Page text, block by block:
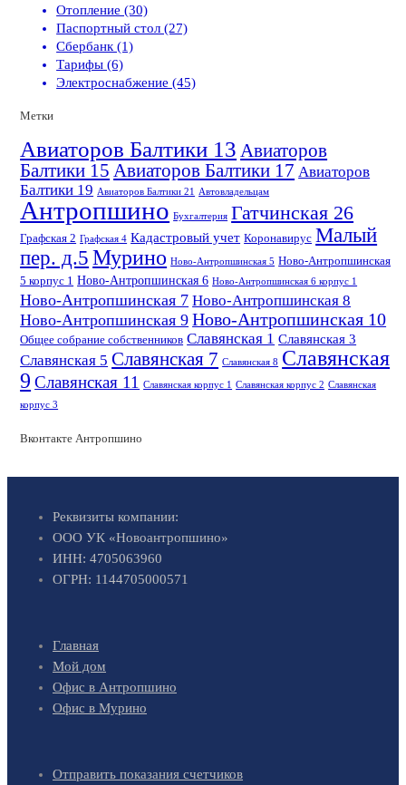
Отопление (30)
Паспортный стол (27)
Сбербанк (1)
Тарифы (6)
Электроснабжение (45)
Метки
Авиаторов Балтики 13 Авиаторов
Балтики 15 Авиаторов Балтики 17 Авиаторов
Балтики 19 Авиаторов Балтики 21 Автовладельцам
Антропшино Бухгалтерия Гатчинская 26
Графская 2 Графская 4 Кадастровый учет Коронавирус Малый
пер. д.5Мурино Ново-Антропшинская 5 Ново-Антропшинская
5 корпус 1 Ново-Антропшинская 6 Ново-Антропшинская 6 корпус 1
Ново-Антропшинская 7 Ново-Антропшинская 8
Ново-Антропшинская 9 Ново-Антропшинская 10
Общее собрание собственников Славянская 1 Славянская 3
Славянская 5 Славянская 7 Славянская 8 Славянская
9 Славянская 11 Славянская корпус 1 Славянская корпус 2 Славянская
корпус 3
Вконтакте Антропшино
Реквизиты компании:
ООО УК «Новоантропшино»
ИНН: 4705063960
ОГРН: 1144705000571
Главная
Мой дом
Офис в Антропшино
Офис в Мурино
Отправить показания счетчиков